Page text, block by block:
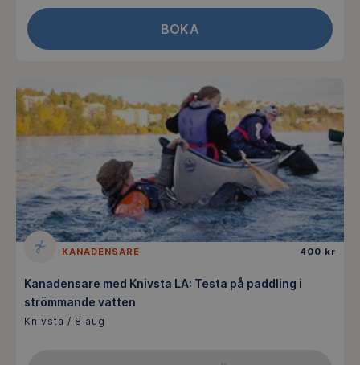
BOKA
KANADENSARE 400 kr
Kanadensare med Knivsta LA: Testa på paddling i
strömmande vatten
Knivsta / 8 aug